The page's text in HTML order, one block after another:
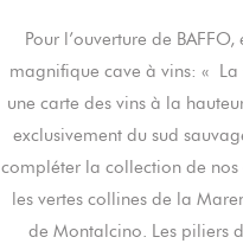
Pour l’ouverture de
magnifique cave à vins: «
une carte des vins à la
exclusivement du sud
compléter la collection de nos
les vertes collines de la
de Montalcino. Les piliers